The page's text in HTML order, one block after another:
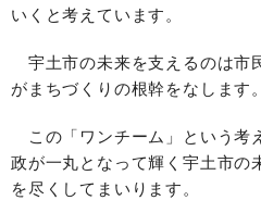
いくと考えています。
宇土市の未来を支えるのは市
がまちづくりの根幹をなします。
この「ワンチーム」という考
政が一丸となって輝く宇土市の
を尽くしてまいります。